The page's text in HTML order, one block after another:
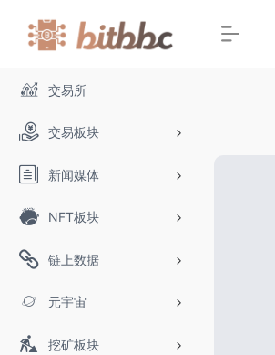
交易所
交易板块
新闻媒体
NFT板块
链上数据
元宇宙
挖矿板块